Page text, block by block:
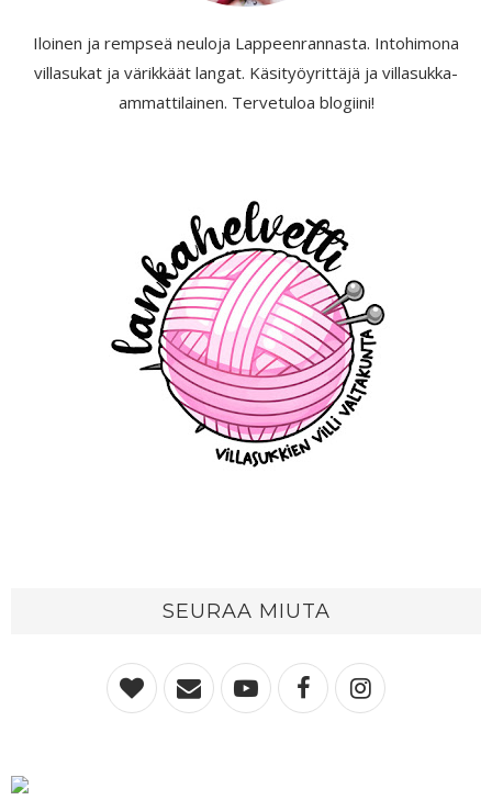
Iloinen ja rempseä neuloja Lappeenrannasta. Intohimona
villasukat ja värikkäät langat. Käsityöyrittäjä ja villasukka-
ammattilainen. Tervetuloa blogiini!
SEURAA MIUTA